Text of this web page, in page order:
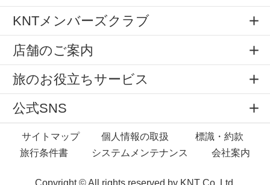
KNTメンバーズクラブ
店舗のご案内
旅のお役立ちサービス
公式SNS
サイトマップ 個人情報の取扱
標識・約款
旅行条件書
システムメンテナンス 会社案内